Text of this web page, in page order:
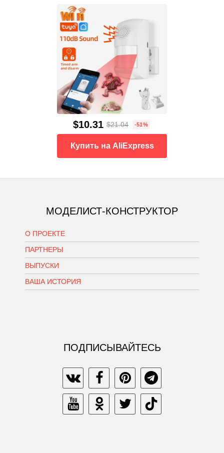
$10.31 $21.04 -51%
Купить на AliExpress
МОДЕЛИСТ-КОНСТРУКТОР
О ПРОЕКТЕ
ПАРТНЕРЫ
ВЫПУСКИ
ВАША ИСТОРИЯ
ПОДПИСЫВАЙТЕСЬ